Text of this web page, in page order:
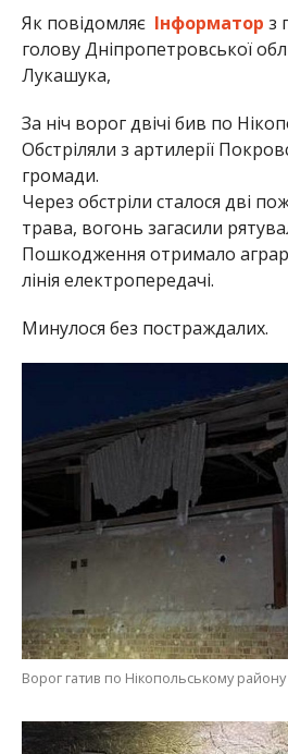
Як повідомляєІнформатор з
голову Дніпропетровської
Лукашука,
За ніч ворог двічі бив по
Обстріляли з артилерії
громади.
Через обстріли сталося дві
трава, вогонь загасили
Пошкодження отримало
лінія електропередачі.
Минулося без постраждалих.
Ворог гатив по Нікопольському району